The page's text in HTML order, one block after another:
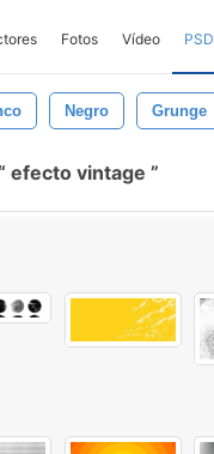
Fotos Vídeo PSD
Negro Grunge
efecto vintage